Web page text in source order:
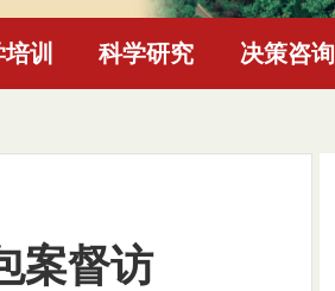
训 科学研究 决策咨询
案督访